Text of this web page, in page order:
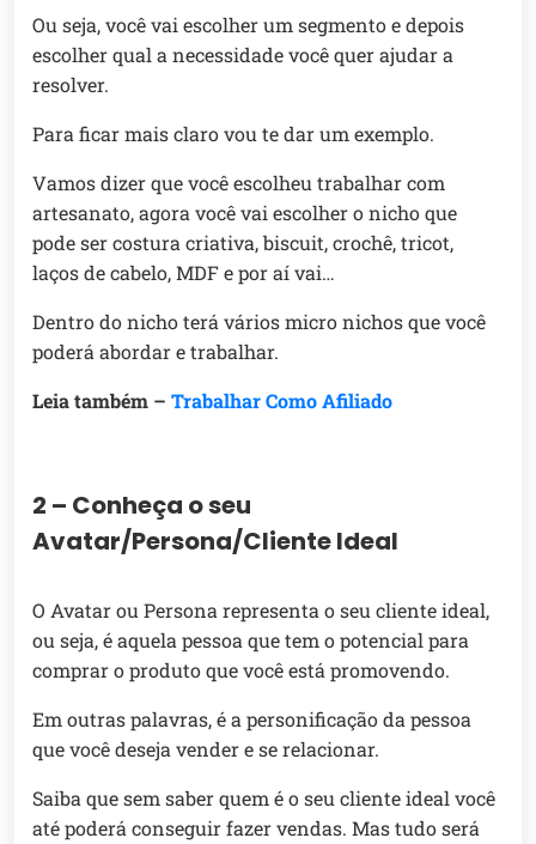
Ou seja, você vai escolher um segmento e depois
escolher qual a necessidade você quer ajudar a
resolver.
Para ficar mais claro vou te dar um exemplo.
Vamos dizer que você escolheu trabalhar com
artesanato, agora você vai escolher o nicho que
pode ser costura criativa, biscuit, crochê, tricot,
laços de cabelo, MDF e por aí vai…
Dentro do nicho terá vários micro nichos que você
poderá abordar e trabalhar.
Leia também – Trabalhar Como Afiliado
2 – Conheça o seu
Avatar/Persona/Cliente Ideal
O Avatar ou Persona representa o seu cliente ideal,
ou seja, é aquela pessoa que tem o potencial para
comprar o produto que você está promovendo.
Em outras palavras, é a personificação da pessoa
que você deseja vender e se relacionar.
Saiba que sem saber quem é o seu cliente ideal você
até poderá conseguir fazer vendas. Mas tudo será